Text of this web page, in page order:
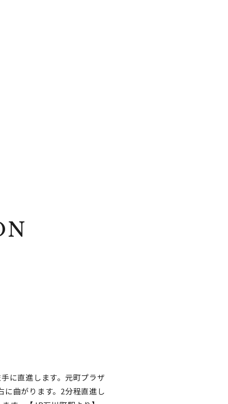
に直進します。元町プラザ
に曲がります。2分程直進し